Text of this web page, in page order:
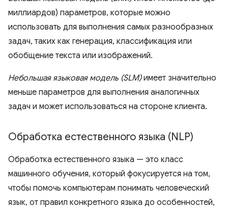
миллиардов) параметров, которые можно
использовать для выполнения самых разнообразных
задач, таких как генерация, классификация или
обобщение текста или изображений.
Небольшая языковая модель (SLM)имеет значительно
меньше параметров для выполнения аналогичных
задач и может использоваться на стороне клиента.
Обработка естественного языка (NLP)
Обработка естественного языка — это класс
машинного обучения, который фокусируется на том,
чтобы помочь компьютерам понимать человеческий
язык, от правил конкретного языка до особенностей,